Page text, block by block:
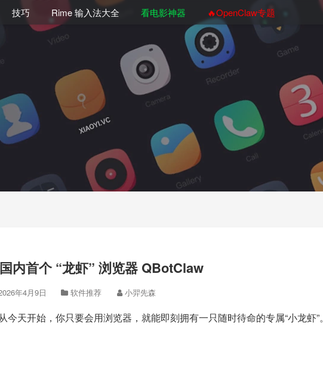
技巧 Rime 输入法大全 看电影神器 🔥OpenClaw专题
内首个 “龙虾” 浏览器 QBotClaw
年4月9日 软件推荐 小羿先森
天开始，你只要会用浏览器，就能即刻拥有一只随时待命的专属“小龙虾”。